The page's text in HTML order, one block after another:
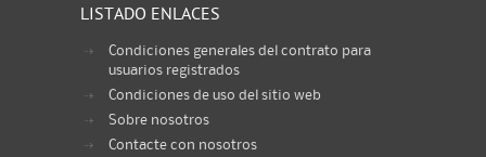
LISTADO ENLACES
Condiciones generales del contrato para
usuarios registrados
Condiciones de uso del sitio web
Sobre nosotros
Contacte con nosotros